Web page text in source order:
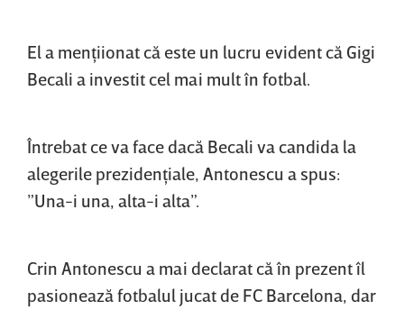
El a menţiionat că este un lucru evident că Gigi
Becali a investit cel mai mult în fotbal.
Întrebat ce va face dacă Becali va candida la
alegerile prezidenţiale, Antonescu a spus:
”Una-i una, alta-i alta”.
Crin Antonescu a mai declarat că în prezent îl
pasionează fotbalul jucat de FC Barcelona, dar